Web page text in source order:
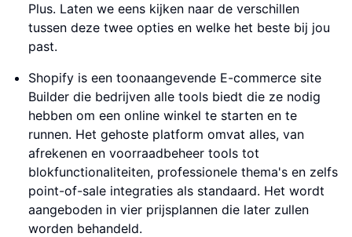
Plus. Laten we eens kijken naar de verschillen
tussen deze twee opties en welke het beste bij jou
past.
Shopify is een toonaangevende E-commerce site
Builder die bedrijven alle tools biedt die ze nodig
hebben om een online winkel te starten en te
runnen. Het gehoste platform omvat alles, van
afrekenen en voorraadbeheer tools tot
blokfunctionaliteiten, professionele thema's en zelfs
point-of-sale integraties als standaard. Het wordt
aangeboden in vier prijsplannen die later zullen
worden behandeld.